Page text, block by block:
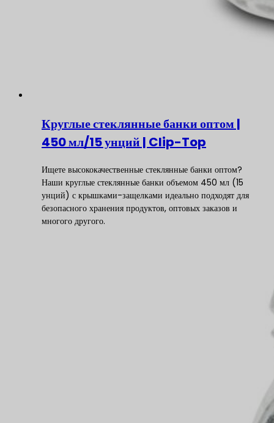
Круглые стеклянные банки оптом |
450 мл/15 унций | Clip-Top
Ищете высококачественные стеклянные банки оптом?
Наши круглые стеклянные банки объемом 450 мл (15
унций) с крышками-защелками идеально подходят для
безопасного хранения продуктов, оптовых заказов и
многого другого.